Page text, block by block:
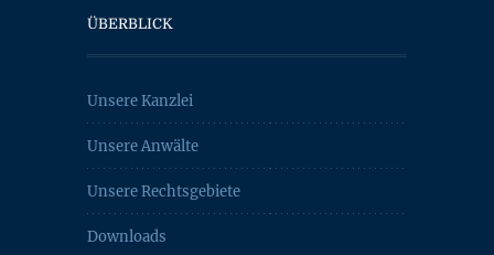
ÜBERBLICK
Unsere Kanzlei
Unsere Anwälte
Unsere Rechtsgebiete
Downloads